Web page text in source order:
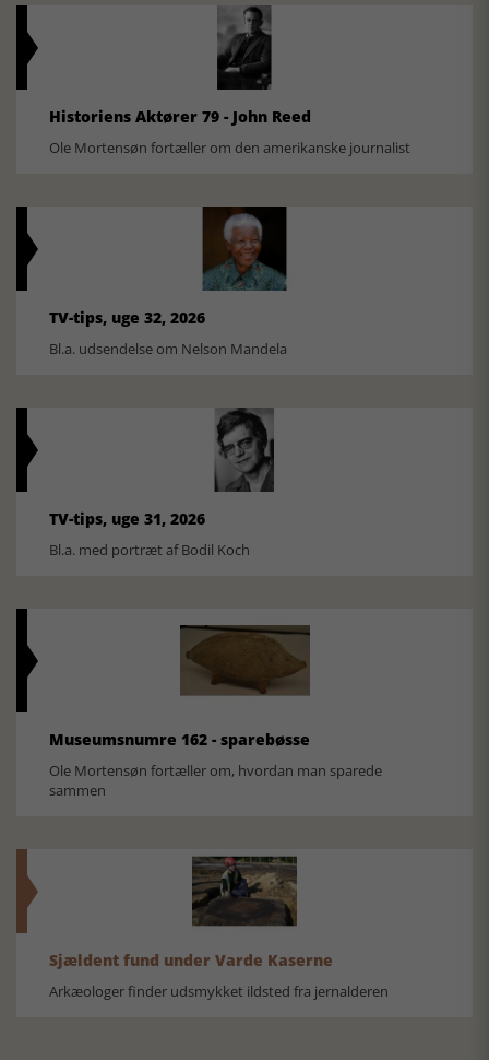
Historiens Aktører 79 - John Reed
Ole Mortensøn fortæller om den amerikanske journalist
TV-tips, uge 32, 2026
Bl.a. udsendelse om Nelson Mandela
TV-tips, uge 31, 2026
Bl.a. med portræt af Bodil Koch
Museumsnumre 162 - sparebøsse
Ole Mortensøn fortæller om, hvordan man sparede
sammen
Sjældent fund under Varde Kaserne
Arkæologer finder udsmykket ildsted fra jernalderen